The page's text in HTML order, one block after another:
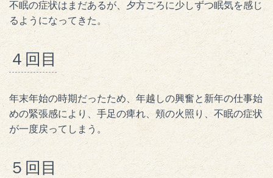
不眠の症状はまだあるが、夕方ごろに少しずつ眠気を感じ
るようになってきた。
４回目
年末年始の時期だったため、年越しの興奮と新年の仕事始
めの緊張感により、手足の痺れ、頬の火照り、不眠の症状
が一度戻ってしまう。
５回目